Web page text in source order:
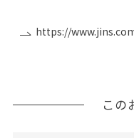
https://
この